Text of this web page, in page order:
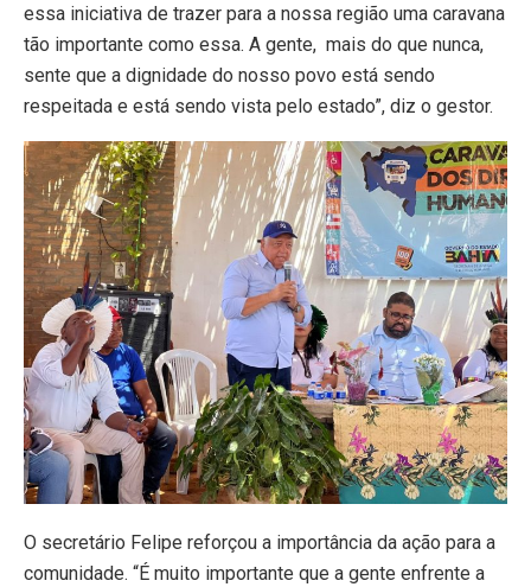
essa iniciativa de trazer para a nossa região uma caravana
tão importante como essa. A gente, mais do que nunca,
sente que a dignidade do nosso povo está sendo
respeitada e está sendo vista pelo estado”, diz o gestor.
O secretário Felipe reforçou a importância da ação para a
comunidade. “É muito importante que a gente enfrente a